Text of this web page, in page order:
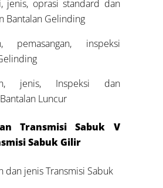
jenis, oprasi standard dan
Bantalan Gelinding
pemasangan, inspeksi
jenis, Inspeksi dan
Luncur
Transmisi Sabuk V
Sabuk Gilir
dan jenis Transmisi Sabuk